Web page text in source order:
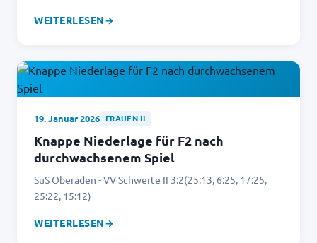
WEITERLESEN→
19. Januar 2026 FRAUEN II
Knappe Niederlage für F2 nach
durchwachsenem Spiel
SuS Oberaden - VV Schwerte II 3:2(25:13, 6:25, 17:25,
25:22, 15:12)
WEITERLESEN→